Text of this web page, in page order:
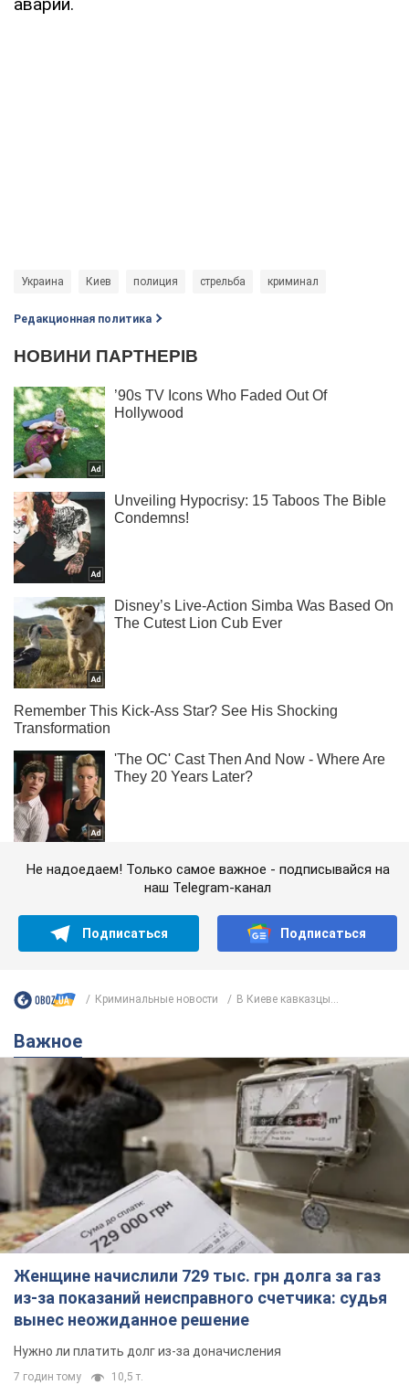
Украина Киев полиция стрельба криминал
Редакционная политика
Не надоедаем! Только самое важное - подписывайся на
наш Telegram-канал
Подписаться Подписаться
Криминальные новости В Киеве кавказцы...
Важное
Женщине начислили 729 тыс. грн долга за газ
из-за показаний неисправного счетчика: судья
вынес неожиданное решение
Нужно ли платить долг из-за доначисления
7 годин тому 10,5 т.